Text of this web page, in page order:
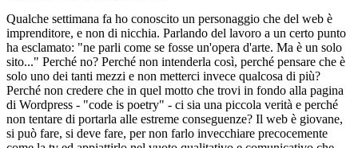
Qualche settimana fa ho conoscito un personaggio che del web è
imprenditore, e non di nicchia. Parlando del lavoro a un certo punto
ha esclamato: "ne parli come se fosse un'opera d'arte. Ma è un solo
sito..." Perché no? Perché non intenderla così, perché pensare che è
solo uno dei tanti mezzi e non metterci invece qualcosa di più?
Perché non credere che in quel motto che trovi in fondo alla pagina
di Wordpress - "code is poetry" - ci sia una piccola verità e perché
non tentare di portarla alle estreme conseguenze? Il web è giovane,
si può fare, si deve fare, per non farlo invecchiare precocemente